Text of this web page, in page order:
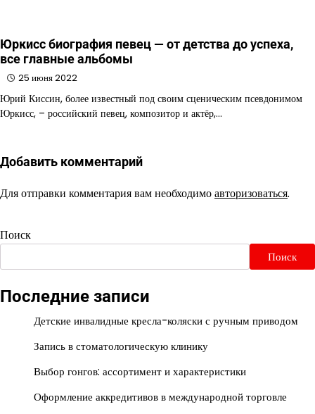
Юркисс биография певец — от детства до успеха,
все главные альбомы
25 июня 2022
Юрий Киссин, более известный под своим сценическим псевдонимом
Юркисс, – российский певец, композитор и актёр,…
Добавить комментарий
Для отправки комментария вам необходимоавторизоваться.
Поиск
Поиск
Последние записи
Детские инвалидные кресла-коляски с ручным приводом
Запись в стоматологическую клинику
Выбор гонгов: ассортимент и характеристики
Оформление аккредитивов в международной торговле